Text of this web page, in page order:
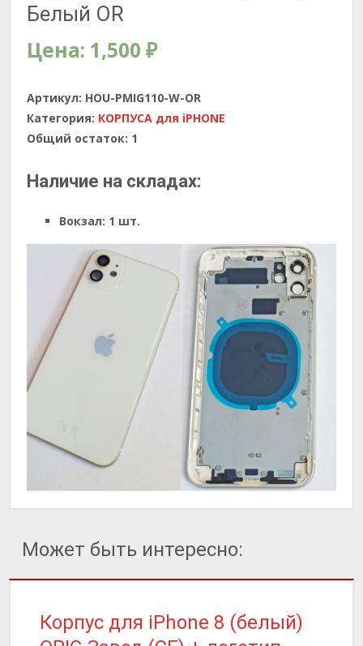
Белый OR
Цена: 1,500 ₽
Артикул: HOU-PMIG110-W-OR
Категория: КОРПУСА для iPHONE
Общий остаток: 1
Наличие на складах:
Вокзал: 1 шт.
Может быть интересно:
Корпус для iPhone 8 (белый)